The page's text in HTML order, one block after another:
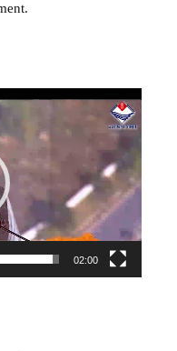
02:00